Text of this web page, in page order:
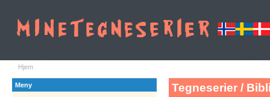
Hjem
Meny Tegneserier /